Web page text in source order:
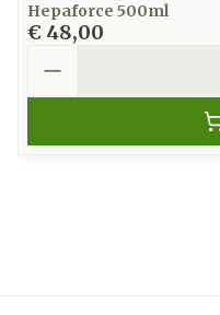
Hepaforce 500ml
€ 48,00